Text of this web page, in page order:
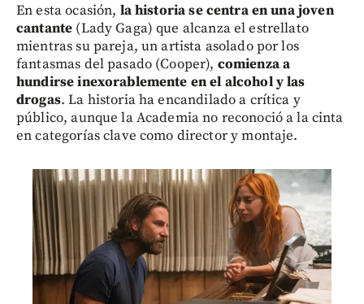
En esta ocasión, la historia se centra en una joven
cantante (Lady Gaga) que alcanza el estrellato
mientras su pareja, un artista asolado por los
fantasmas del pasado (Cooper), comienza a
hundirse inexorablemente en el alcohol y las
drogas. La historia ha encandilado a crítica y
público, aunque la Academia no reconoció a la cinta
en categorías clave como director y montaje.